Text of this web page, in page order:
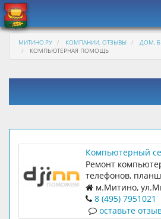
МИТИНО.РУ КОМПАНИИ, ОТЗЫВЫ
ДОМ,
КОМПЬЮТЕРНАЯ ПОМОЩЬ
Компьютерный
Ремонт
телефонов,
нашем
м.Митино,
8 (495) 7951021
оставьте